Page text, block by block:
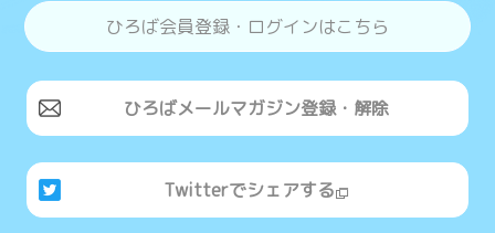
ひろば会員登録・ログインはこちら
ひろばメールマガジン登録・解除
Twitterでシェアする